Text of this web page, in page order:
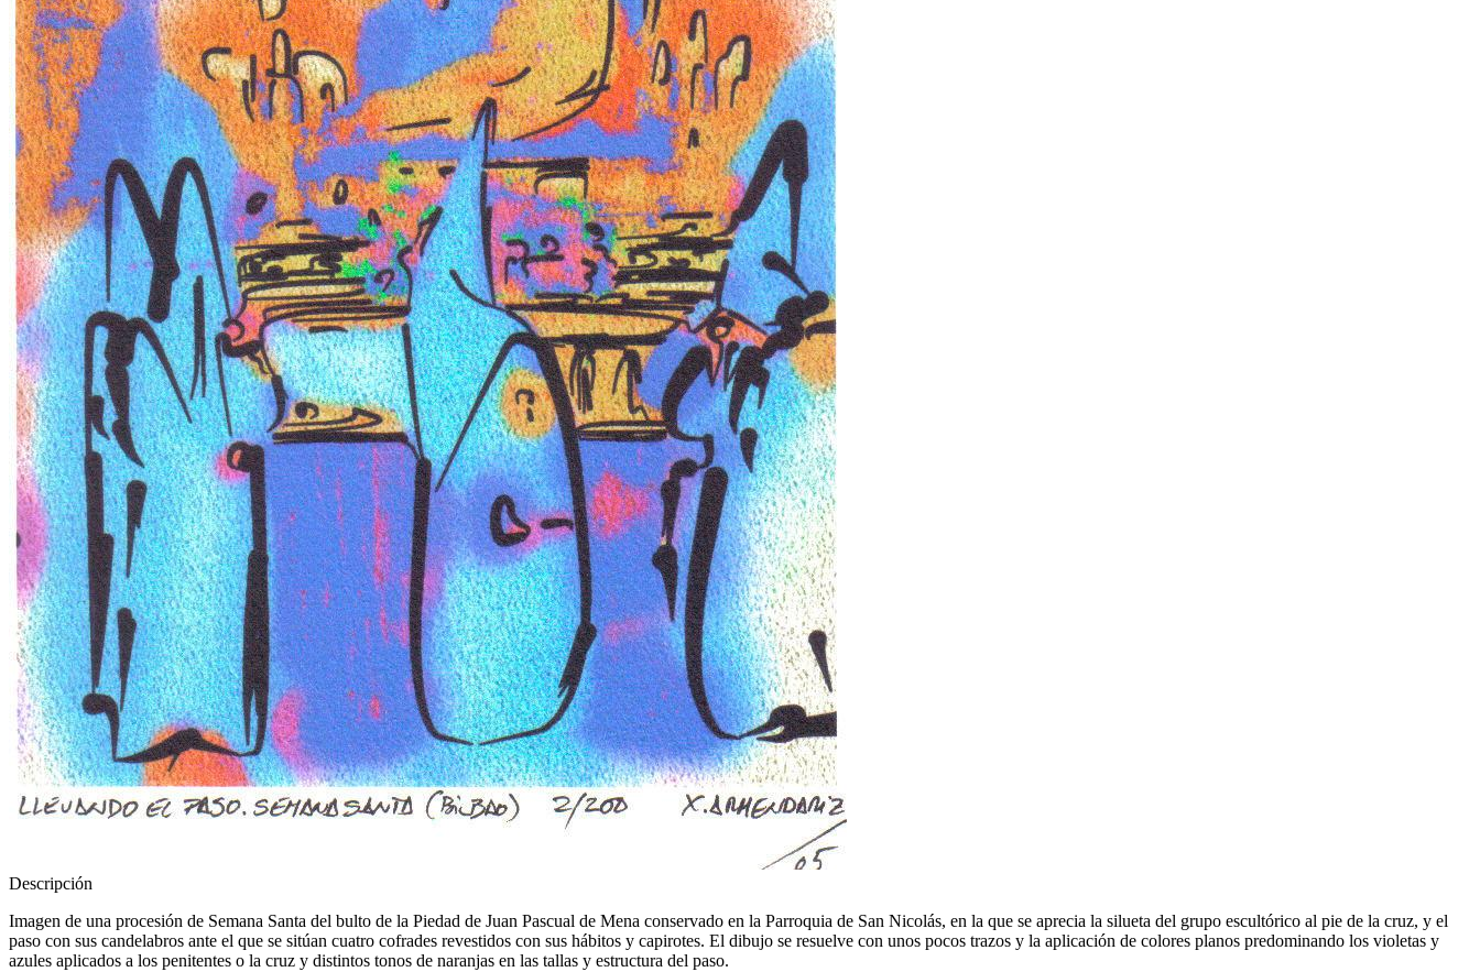
Descripción
Imagen de una procesión de Semana Santa del bulto de la Piedad de Juan Pascual de Mena conservado en la Parroquia de San Nicolás, en la que se aprecia la silueta del grupo escultórico al pie de la cruz, y el
paso con sus candelabros ante el que se sitúan cuatro cofrades revestidos con sus hábitos y capirotes. El dibujo se resuelve con unos pocos trazos y la aplicación de colores planos predominando los violetas y
azules aplicados a los penitentes o la cruz y distintos tonos de naranjas en las tallas y estructura del paso.